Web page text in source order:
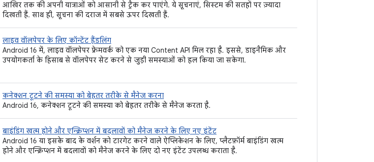
आखिर तक की अपनी यात्राओं को आसानी से ट्रैक कर पाएंगे. ये सूचनाएं, सिस्टम की सतहों पर ज़्यादा
दिखती हैं. साथ ही, सूचना की दराज में सबसे ऊपर दिखती हैं.
लाइव वॉलपेपर के लिए कॉन्टेंट हैंडलिंग
Android 16 में, लाइव वॉलपेपर फ़्रेमवर्क को एक नया Content API मिल रहा है. इससे, डाइनैमिक और
उपयोगकर्ता के हिसाब से वॉलपेपर सेट करने से जुड़ी समस्याओं को हल किया जा सकेगा.
कनेक्शन टूटने की समस्या को बेहतर तरीके से मैनेज करना
Android 16, कनेक्शन टूटने की समस्या को बेहतर तरीके से मैनेज करता है.
बाइंडिंग खत्म होने और एन्क्रिप्शन में बदलावों को मैनेज करने के लिए नए इंटेंट
Android 16 या इसके बाद के वर्शन को टारगेट करने वाले ऐप्लिकेशन के लिए, प्लैटफ़ॉर्म बाइंडिंग खत्म
होने और एन्क्रिप्शन में बदलावों को मैनेज करने के लिए दो नए इंटेंट उपलब्ध कराता है.